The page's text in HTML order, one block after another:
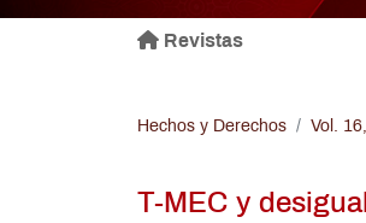
Revistas
Hechos y Derechos Vol.
T-MEC y